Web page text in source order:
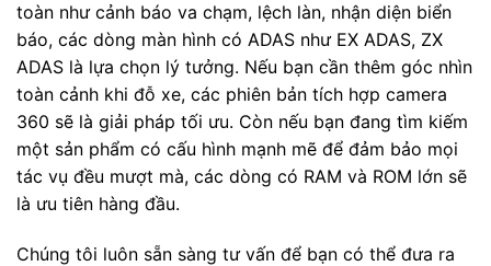
toàn như cảnh báo va chạm, lệch làn, nhận diện biển
báo, các dòng màn hình có ADAS như EX ADAS, ZX
ADAS là lựa chọn lý tưởng. Nếu bạn cần thêm góc nhìn
toàn cảnh khi đỗ xe, các phiên bản tích hợp camera
360 sẽ là giải pháp tối ưu. Còn nếu bạn đang tìm kiếm
một sản phẩm có cấu hình mạnh mẽ để đảm bảo mọi
tác vụ đều mượt mà, các dòng có RAM và ROM lớn sẽ
là ưu tiên hàng đầu.
Chúng tôi luôn sẵn sàng tư vấn để bạn có thể đưa ra